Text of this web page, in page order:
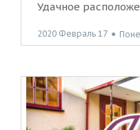
Удачное
2020 Февраль 17 ●